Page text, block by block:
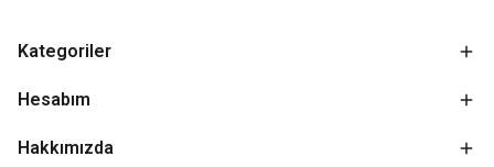
Kategoriler
Hesabım
Hakkımızda